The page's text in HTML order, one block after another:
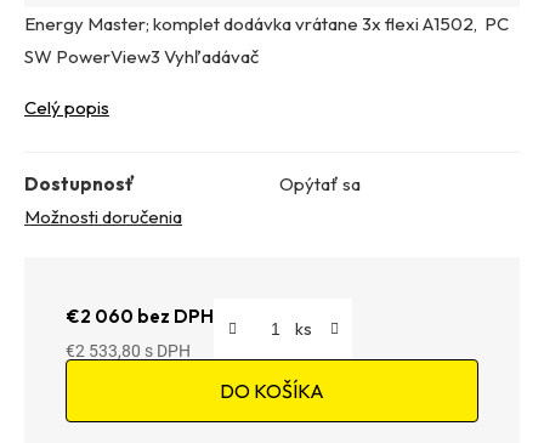
Energy Master; komplet dodávka vrátane 3x flexi A1502, PC
SW PowerView3 Vyhľadávač
Celý popis
Dostupnosť
Opýtať sa
Možnosti doručenia
€2 060 bez DPH
€2 533,80
DO KOŠÍKA